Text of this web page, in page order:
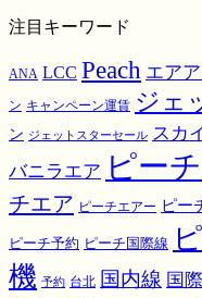
注目キーワード
ANA LCC Peach エア
ン キャンペーン運賃 ジェ
ン ジェットスターセール スカ
バニラエア ピーチ
チエア ピーチエアー ピー
ピーチ予約 ピーチ国際線
機 予約 台北 国内線 国